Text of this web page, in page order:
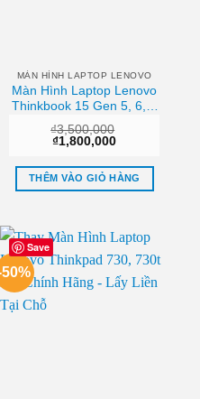
MÀN HÌNH LAPTOP LENOVO
Màn Hình Laptop Lenovo
Thinkbook 15 Gen 5, 6, 7
Tphcm
₫3,500,000
Giá
là:
₫3,500,000.
₫1,800,000Giá
tại
là:
₫1,800,000.
THÊM VÀO GIỎ HÀNG
Save
50%